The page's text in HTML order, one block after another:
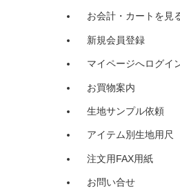
お会計・カートを見
新規会員登録
マイページへログイ
お買物案内
生地サンプル依頼
アイテム別生地用尺
注文用FAX用紙
お問い合せ